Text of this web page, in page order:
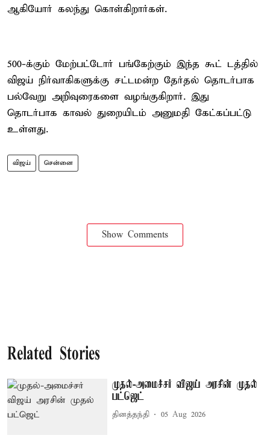
ஆகியோர் கலந்து கொள்கிறார்கள்.
500-க்கும் மேற்பட்டோர் பங்கேற்கும் இந்த கூட் டத்தில்
விஜய் நிர்வாகிகளுக்கு சட்டமன்ற தேர்தல் தொடர்பாக
பல்வேறு அறிவுரைகளை வழங்குகிறார். இது
தொடர்பாக காவல் துறையிடம் அனுமதி கேட்கப்பட்டு
உள்ளது.
விஜய் சென்னை
Show Comments
Related Stories
முதல்-அமைச்சர் விஜய் அரசின் முதல்
பட்ஜெட்
தினத்தந்தி 05 Aug 2026